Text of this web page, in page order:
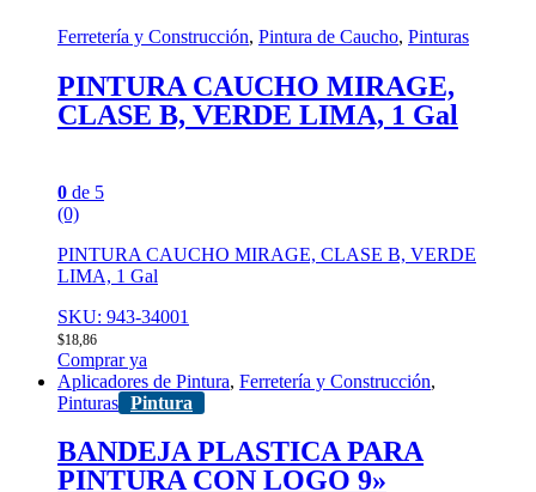
Ferretería y Construcción, Pintura de Caucho, Pinturas
PINTURA CAUCHO MIRAGE,
CLASE B, VERDE LIMA, 1 Gal
0 de 5
(0)
PINTURA CAUCHO MIRAGE, CLASE B, VERDE
LIMA, 1 Gal
SKU: 943-34001
$18,86
Comprar ya
Aplicadores de Pintura, Ferretería y Construcción,
Pinturas Pintura
BANDEJA PLASTICA PARA
PINTURA CON LOGO 9»